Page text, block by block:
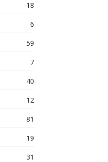
18
6
59
7
40
12
81
19
31